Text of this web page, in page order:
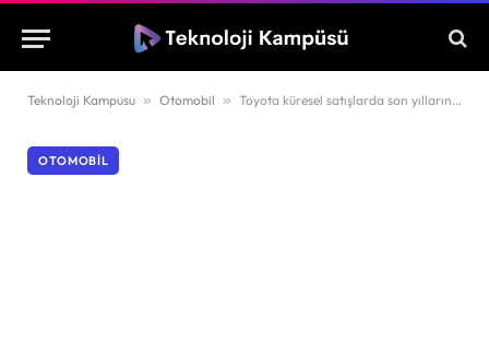
Teknoloji Kampusu » Otomobil » Toyota küresel satışlarda son yılların en kötü dönemini geçiriyor
OTOMOBIL